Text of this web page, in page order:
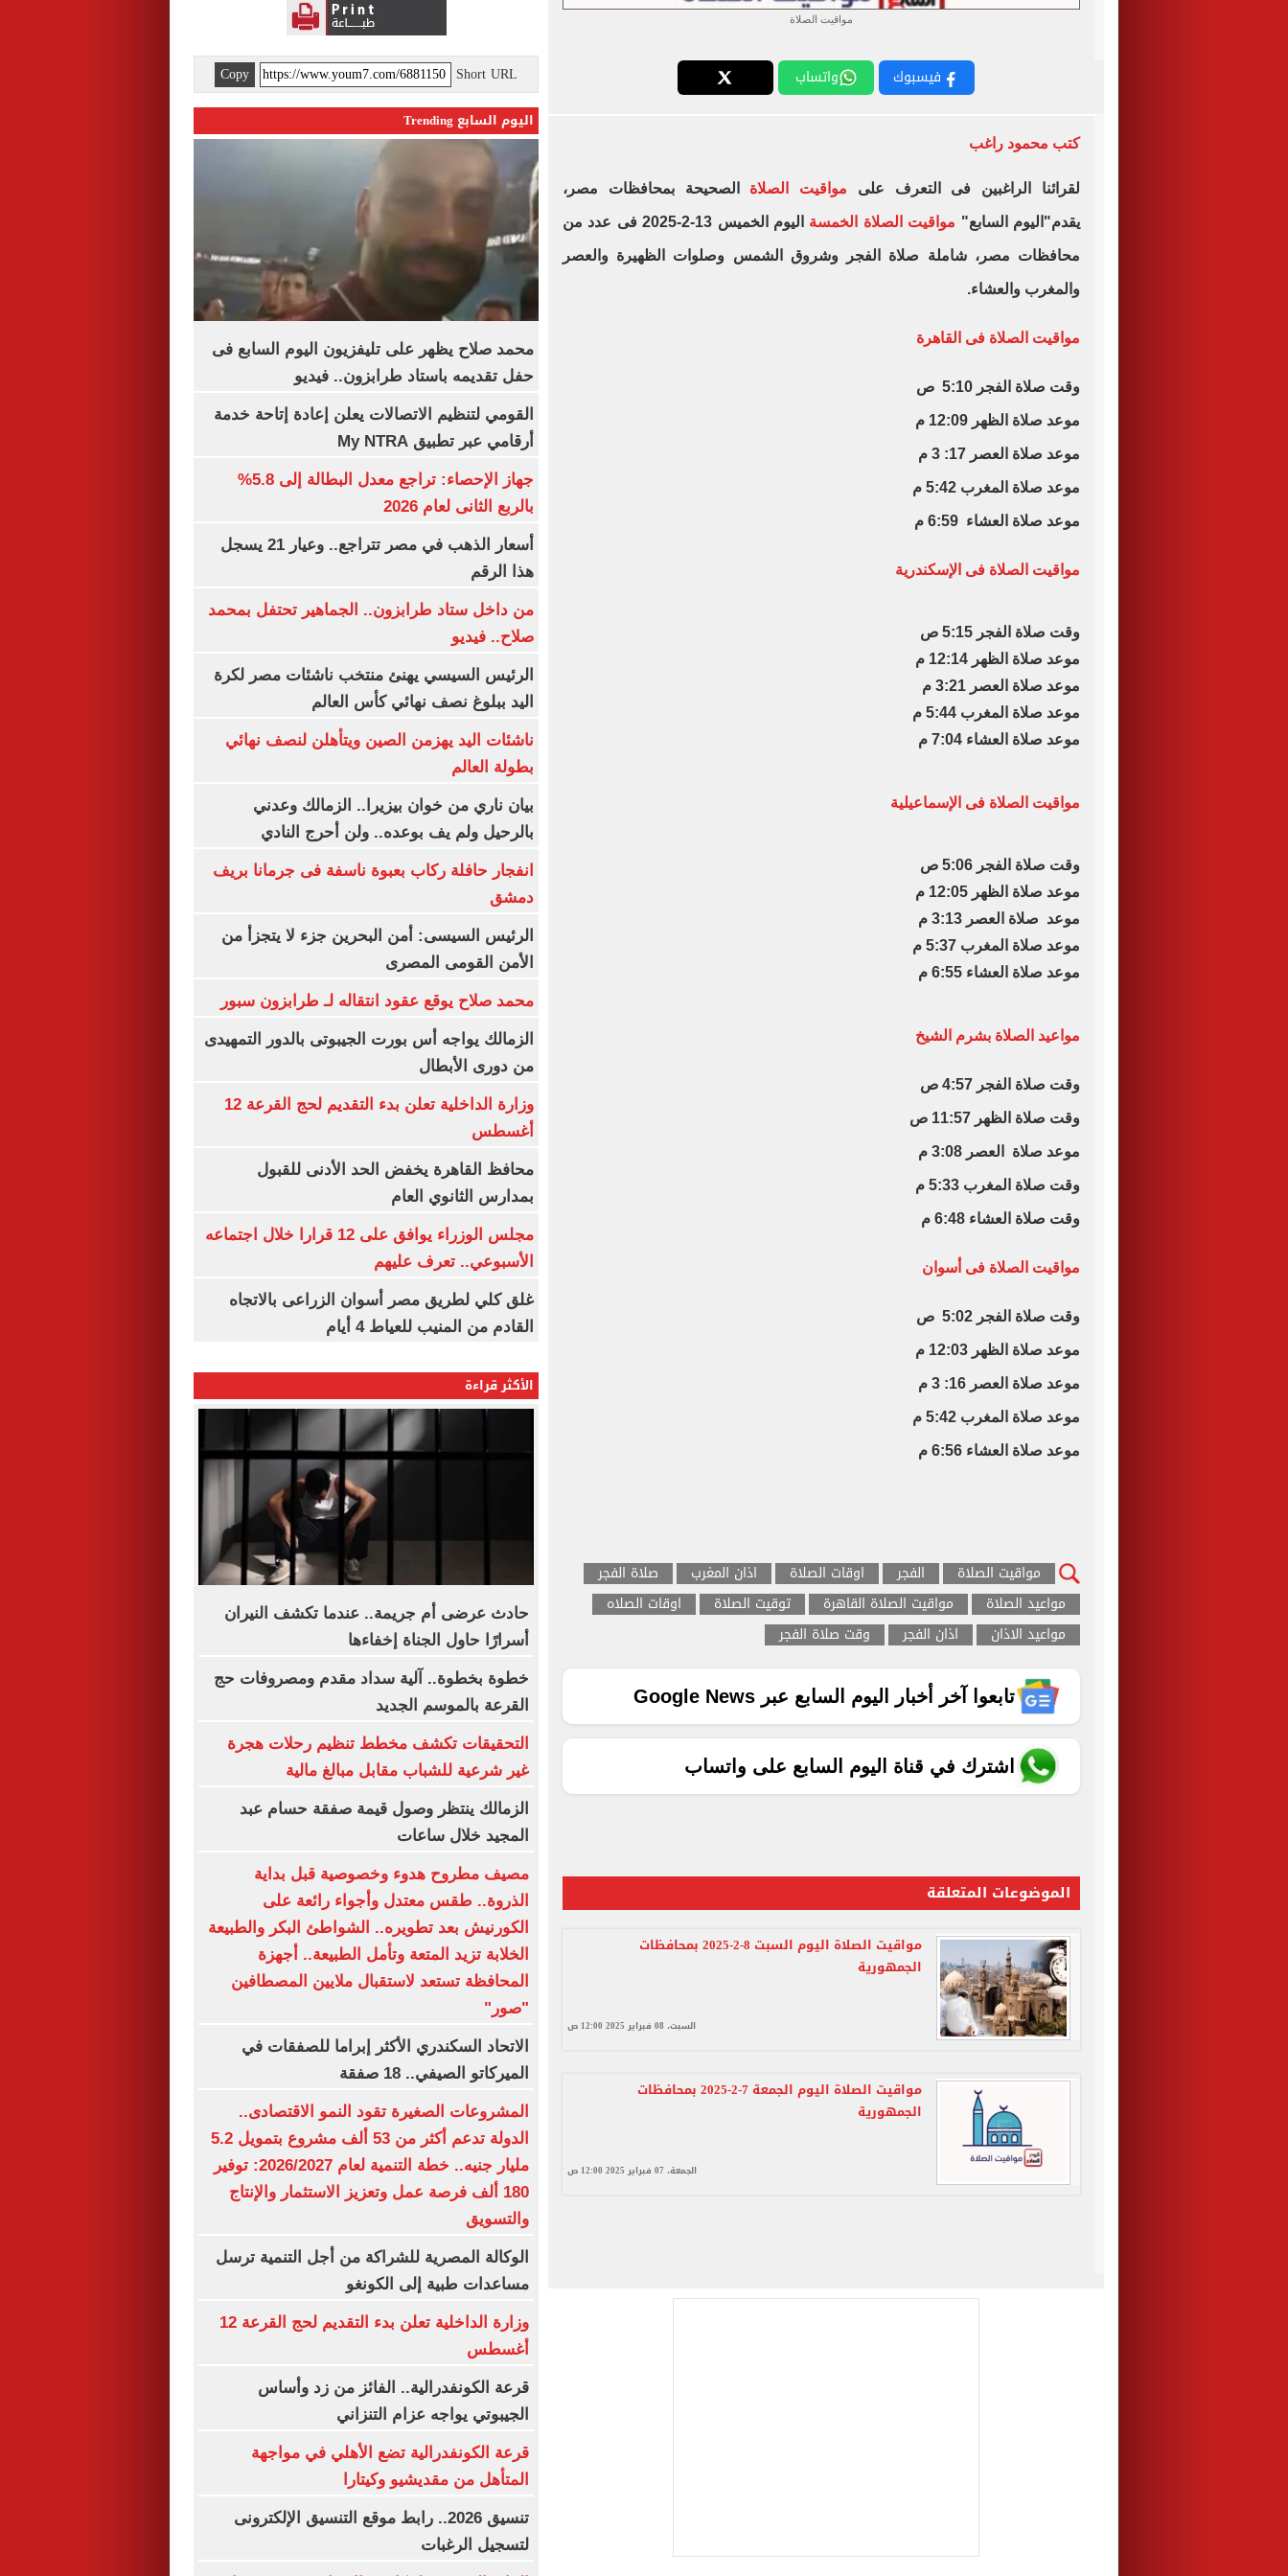
مواقيت الصلاة
فيسبوك واتساب
كتب محمود راغب
لقرائنا الراغبين فى التعرف على مواقيت الصلاة الصحيحة بمحافظات مصر،
يقدم"اليوم السابع" مواقيت الصلاة الخمسة اليوم الخميس 13-2-2025 فى عدد من
محافظات مصر، شاملة صلاة الفجر وشروق الشمس وصلوات الظهيرة والعصر
والمغرب والعشاء.
مواقيت الصلاة فى القاهرة
وقت صلاة الفجر 5:10 ص
موعد صلاة الظهر 12:09 م
موعد صلاة العصر 17: 3 م
موعد صلاة المغرب 5:42 م
موعد صلاة العشاء 6:59 م
مواقيت الصلاة فى الإسكندرية
وقت صلاة الفجر 5:15 ص
موعد صلاة الظهر 12:14 م
موعد صلاة العصر 3:21 م
موعد صلاة المغرب 5:44 م
موعد صلاة العشاء 7:04 م
مواقيت الصلاة فى الإسماعيلية
وقت صلاة الفجر 5:06 ص
موعد صلاة الظهر 12:05 م
موعد صلاة العصر 3:13 م
موعد صلاة المغرب 5:37 م
موعد صلاة العشاء 6:55 م
مواعيد الصلاة بشرم الشيخ
وقت صلاة الفجر 4:57 ص
وقت صلاة الظهر 11:57 ص
موعد صلاة العصر 3:08 م
وقت صلاة المغرب 5:33 م
وقت صلاة العشاء 6:48 م
مواقيت الصلاة فى أسوان
وقت صلاة الفجر 5:02 ص
موعد صلاة الظهر 12:03 م
موعد صلاة العصر 16: 3 م
موعد صلاة المغرب 5:42 م
موعد صلاة العشاء 6:56 م
مواقيت الصلاة الفجر اوقات الصلاة اذان المغرب
صلاة الفجر
مواعيد الصلاة
مواقيت الصلاة القاهرة توقيت الصلاة
اوقات الصلاه
مواعيد الاذان
اذان الفجر وقت صلاة الفجر
تابعوا آخر أخبار اليوم السابع عبر Google News
اشترك في قناة اليوم السابع على واتساب
الموضوعات المتعلقة
مواقيت الصلاة اليوم السبت 8-2-2025 بمحافظات
الجمهورية
السبت، 08 فبراير 2025 12:00 ص
مواقيت الصلاة اليوم الجمعة 7-2-2025 بمحافظات
الجمهورية
الجمعة، 07 فبراير 2025 12:00 ص
Short URL
Copy
اليوم السابع Trending
محمد صلاح يظهر على تليفزيون اليوم السابع فى
حفل تقديمه باستاد طرابزون.. فيديو
القومي لتنظيم الاتصالات يعلن إعادة إتاحة خدمة
أرقامي عبر تطبيق My NTRA
جهاز الإحصاء: تراجع معدل البطالة إلى 5.8%
بالربع الثانى لعام 2026
أسعار الذهب في مصر تتراجع.. وعيار 21 يسجل
هذا الرقم
من داخل ستاد طرابزون.. الجماهير تحتفل بمحمد
صلاح.. فيديو
الرئيس السيسي يهنئ منتخب ناشئات مصر لكرة
اليد ببلوغ نصف نهائي كأس العالم
ناشئات اليد يهزمن الصين ويتأهلن لنصف نهائي
بطولة العالم
بيان ناري من خوان بيزيرا.. الزمالك وعدني
بالرحيل ولم يف بوعده.. ولن أحرج النادي
انفجار حافلة ركاب بعبوة ناسفة فى جرمانا بريف
دمشق
الرئيس السيسى: أمن البحرين جزء لا يتجزأ من
الأمن القومى المصرى
محمد صلاح يوقع عقود انتقاله لـ طرابزون سبور
الزمالك يواجه أس بورت الجيبوتى بالدور التمهيدى
من دورى الأبطال
وزارة الداخلية تعلن بدء التقديم لحج القرعة 12
أغسطس
محافظ القاهرة يخفض الحد الأدنى للقبول
بمدارس الثانوي العام
مجلس الوزراء يوافق على 12 قرارا خلال اجتماعه
الأسبوعي.. تعرف عليهم
غلق كلي لطريق مصر أسوان الزراعى بالاتجاه
القادم من المنيب للعياط 4 أيام
الأكثر قراءة
حادث عرضى أم جريمة.. عندما تكشف النيران
أسرارًا حاول الجناة إخفاءها
خطوة بخطوة.. آلية سداد مقدم ومصروفات حج
القرعة بالموسم الجديد
التحقيقات تكشف مخطط تنظيم رحلات هجرة
غير شرعية للشباب مقابل مبالغ مالية
الزمالك ينتظر وصول قيمة صفقة حسام عبد
المجيد خلال ساعات
مصيف مطروح هدوء وخصوصية قبل بداية
الذروة.. طقس معتدل وأجواء رائعة على
الكورنيش بعد تطويره.. الشواطئ البكر والطبيعة
الخلابة تزيد المتعة وتأمل الطبيعة.. أجهزة
المحافظة تستعد لاستقبال ملايين المصطافين
"صور"
الاتحاد السكندري الأكثر إبراما للصفقات في
الميركاتو الصيفي.. 18 صفقة
المشروعات الصغيرة تقود النمو الاقتصادى..
الدولة تدعم أكثر من 53 ألف مشروع بتمويل 5.2
مليار جنيه.. خطة التنمية لعام 2026/2027: توفير
180 ألف فرصة عمل وتعزيز الاستثمار والإنتاج
والتسويق
الوكالة المصرية للشراكة من أجل التنمية ترسل
مساعدات طبية إلى الكونغو
وزارة الداخلية تعلن بدء التقديم لحج القرعة 12
أغسطس
قرعة الكونفدرالية.. الفائز من زد وأساس
الجيبوتي يواجه عزام التنزاني
قرعة الكونفدرالية تضع الأهلي في مواجهة
المتأهل من مقديشيو وكيتارا
تنسيق 2026.. رابط موقع التنسيق الإلكترونى
لتسجيل الرغبات